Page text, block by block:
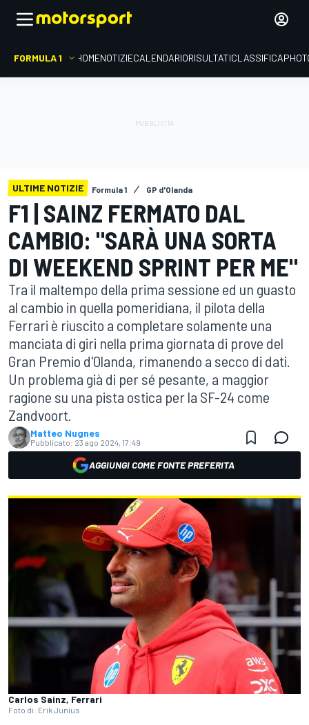
FORMULA 1 HOMENOTIZIECALENDARIORISULTATICLASSIFICA
ULTIME NOTIZIE Formula 1 GP d'Olanda
F1 | SAINZ FERMATO DAL
CAMBIO: "SARÀ UNA SORTA
DI WEEKEND SPRINT PER ME"
Tra il maltempo della prima sessione ed un guasto
al cambio in quella pomeridiana, il pilota della
Ferrari è riuscito a completare solamente una
manciata di giri nella prima giornata di prove del
Gran Premio d'Olanda, rimanendo a secco di dati.
Un problema già di per sé pesante, a maggior
ragione su una pista ostica per la SF-24 come
Zandvoort.
Matteo Nugnes
Pubblicato: 23 ago 2024, 17:49
AGGIUNGI COME FONTE PREFERITA
Carlos Sainz, Ferrari
Foto di: Erik Junius